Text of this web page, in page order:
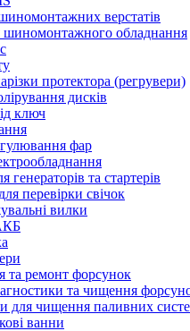
верстатів
шиномонтажного обладнання
протектора (регрувери)
дисків
ключ
фар
генераторів та стартерів
перевірки свічок
вилки
та ремонт форсунок
та чищення
для чищення паливних
ванни